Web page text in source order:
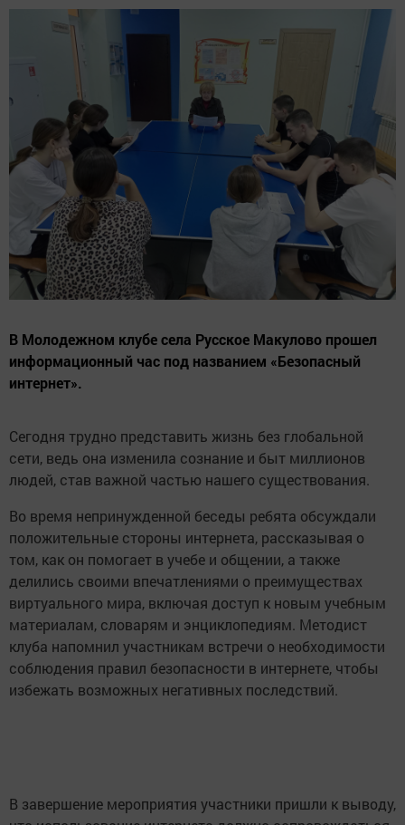
В Молодежном клубе села Русское Макулово прошел
информационный час под названием «Безопасный
интернет».
Сегодня трудно представить жизнь без глобальной
сети, ведь она изменила сознание и быт миллионов
людей, став важной частью нашего существования.
Во время непринужденной беседы ребята обсуждали
положительные стороны интернета, рассказывая о
том, как он помогает в учебе и общении, а также
делились своими впечатлениями о преимуществах
виртуального мира, включая доступ к новым учебным
материалам, словарям и энциклопедиям. Методист
клуба напомнил участникам встречи о необходимости
соблюдения правил безопасности в интернете, чтобы
избежать возможных негативных последствий.
В завершение мероприятия участники пришли к выводу,